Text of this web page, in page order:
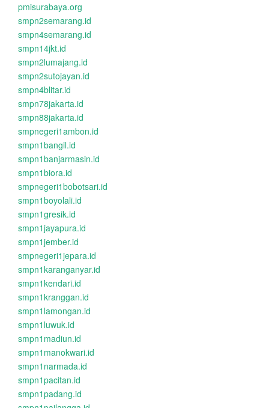
pmisurabaya.org
smpn2semarang.id
smpn4semarang.id
smpn14jkt.id
smpn2lumajang.id
smpn2sutojayan.id
smpn4blitar.id
smpn78jakarta.id
smpn88jakarta.id
smpnegeri1ambon.id
smpn1bangil.id
smpn1banjarmasin.id
smpn1biora.id
smpnegeri1bobotsari.id
smpn1boyolali.id
smpn1gresik.id
smpn1jayapura.id
smpn1jember.id
smpnegeri1jepara.id
smpn1karanganyar.id
smpn1kendari.id
smpn1kranggan.id
smpn1lamongan.id
smpn1luwuk.id
smpn1madiun.id
smpn1manokwari.id
smpn1narmada.id
smpn1pacitan.id
smpn1padang.id